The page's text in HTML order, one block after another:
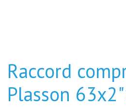
Raccord
Plasson